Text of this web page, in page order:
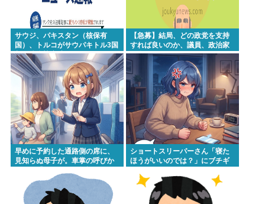
サウジ、パキスタン（核保有
国）、トルコがサウパキトル3国
相互防衛協定締結
【急募】結局、どの政党を支持
すれば良いのか、議員、政治家
は全員悪か
早めに予約した通路側の席に、
見知らぬ母子が。車掌の呼びか
居座られました。無理やり奪わ
れた席は、結局“やったもん勝
ち”になっ...
ショートスリーパーさん「寝た
ほうがいいのでは？」にブチギ